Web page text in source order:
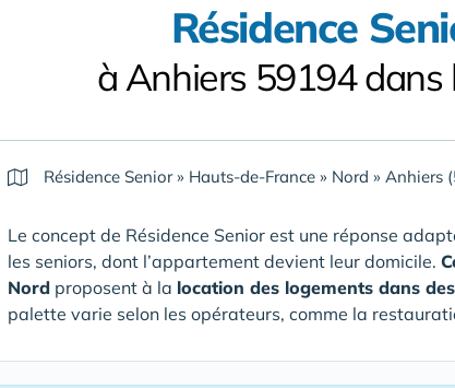
Résidence
à Anhiers 59194 dans
Résidence Senior» Hauts-de-France » Nord » Anhiers
Le concept de Résidence Senior est une réponse
les seniors, dont l’appartement devient leur domicile.
Nord proposent à la location des logements dans
palette varie selon les opérateurs, comme la